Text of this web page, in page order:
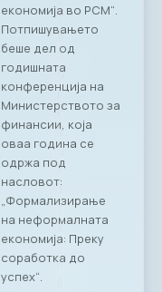
економија во РСМ“.
Потпишувањето
беше дел од
годишната
конференција на
Министерството за
финансии, која
оваа година се
одржа под
насловот:
„Формализирање
на неформалната
економија: Преку
соработка до
успех“.